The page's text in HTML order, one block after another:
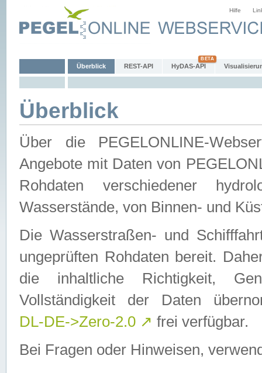
Hilfe
Überblick REST-API HyDAS-API
Überblick
Über die PEGELONLINE-
Angebote mit Daten von
Rohdaten verschiedener
Wasserstände, von Binnen- und
Die Wasserstraßen- und
ungeprüften Rohdaten bereit.
die inhaltliche Richtigkeit,
Vollständigkeit der Daten
DL-DE->Zero-2.0 ↗ frei verfügbar.
Bei Fragen oder Hinweisen,